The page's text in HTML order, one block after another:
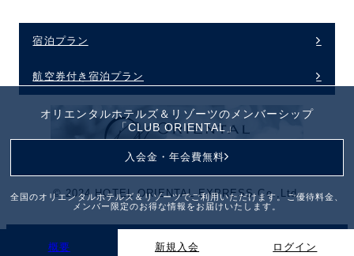
宿泊プラン
航空券付き宿泊プラン
©︎ 2024 HOTEL ORIENTAL EXPRESS Co.,Ltd.
オリエンタルホテルズ＆リゾーツのメンバーシップ
「CLUB ORIENTAL」
入会金・年会費無料
全国のオリエンタルホテルズ＆リゾーツでご利用いただけます。ご優待料金、
メンバー限定のお得な情報をお届けいたします。
概要 新規入会 ログイン